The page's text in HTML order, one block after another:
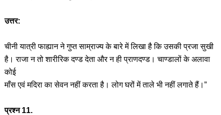
उत्तर:
चीनी यात्री फाह्यान ने गुप्त साम्राज्य के बारे में लिखा है कि उसकी प्रजा सुखी
है। राजा न तो शारीरिक दण्ड देता और न ही प्राणदण्ड। चाण्डालों के अलावा
कोई
माँस एवं मदिरा का सेवन नहीं करता है। लोग घरों में ताले भी नहीं लगाते हैं।”
प्रश्न 11.